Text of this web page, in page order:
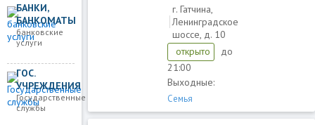
БАНКИ,
БАНКОМАТЫ
банковские
услуги
ГОС.
УЧРЕЖДЕНИЯ
Государственные
службы
г. Гатчина,
Ленинградское
шоссе, д. 10
открыто
до
21:00
Выходные:
Семья